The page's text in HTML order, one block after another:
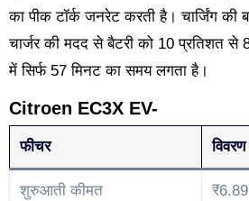
का पीक टॉर्क जनरेट करती है। चार्जिंग की
चार्जर की मदद से बैटरी को 10 प्रतिशत से
में सिर्फ 57 मिनट का समय लगता है।
Citroen EC3X EV-
फीचर विवरण
शुरुआती कीमत